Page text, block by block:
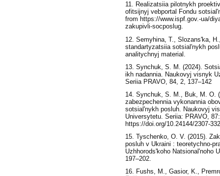
11. Realizatsiia pilotnykh
ofitsijnyj vebportal Fondu
from https://www.ispf.gov.-ua/
zakupivli-socposlug.
12. Semyhina, T., Slozans'ka,
standartyzatsiia sotsial'nykh
analitychnyj material.
13. Synchuk, S. M. (2024).
ikh nadannia. Naukovyj visnyk
Seriia PRAVO, 84, 2, 137–142
14. Synchuk, S. M., Buk, M. O.
zabezpechennia vykonannia
sotsial'nykh posluh. Naukovyj
Universytetu. Seriia: PRAVO,
https://doi.org/10.24144/2307-
15. Tyschenko, O. V. (2015).
posluh v Ukraini : teoretychno-
Uzhhorods'koho Natsional'noho
197–202.
16. Fushs, M., Gasior, K.,